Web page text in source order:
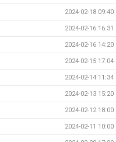
2024-02-18 09:40
2024-02-16 16:31
2024-02-16 14:20
2024-02-15 17:04
2024-02-14 11:34
2024-02-13 15:20
2024-02-12 18:00
2024-02-11 10:00